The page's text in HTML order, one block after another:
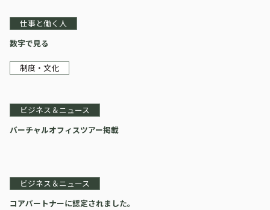
仕事と働く人
数字で見る
制度・文化
ビジネス＆ニュース
バーチャルオフィスツアー掲載
ビジネス＆ニュース
コアパートナーに認定されました。